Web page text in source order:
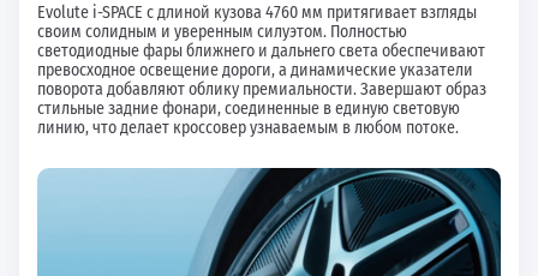
Evolute i-SPACE с длиной кузова 4760 мм притягивает взгляды
своим солидным и уверенным силуэтом. Полностью
светодиодные фары ближнего и дальнего света обеспечивают
превосходное освещение дороги, а динамические указатели
поворота добавляют облику премиальности. Завершают образ
стильные задние фонари, соединенные в единую световую
линию, что делает кроссовер узнаваемым в любом потоке.